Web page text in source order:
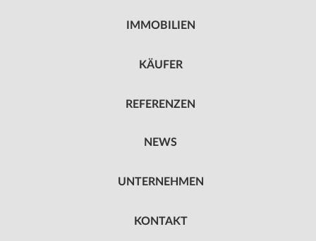
IMMOBILIEN
KÄUFER
REFERENZEN
NEWS
UNTERNEHMEN
KONTAKT